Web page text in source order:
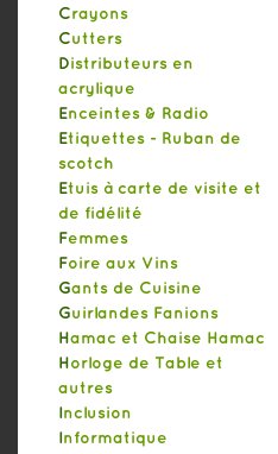
Crayons
Cutters
Distributeurs en
acrylique
Enceintes & Radio
Etiquettes - Ruban de
scotch
Etuis à carte de visite et
de fidélité
Femmes
Foire aux Vins
Gants de Cuisine
Guirlandes Fanions
Hamac et Chaise Hamac
Horloge de Table et
autres
Inclusion
Informatique